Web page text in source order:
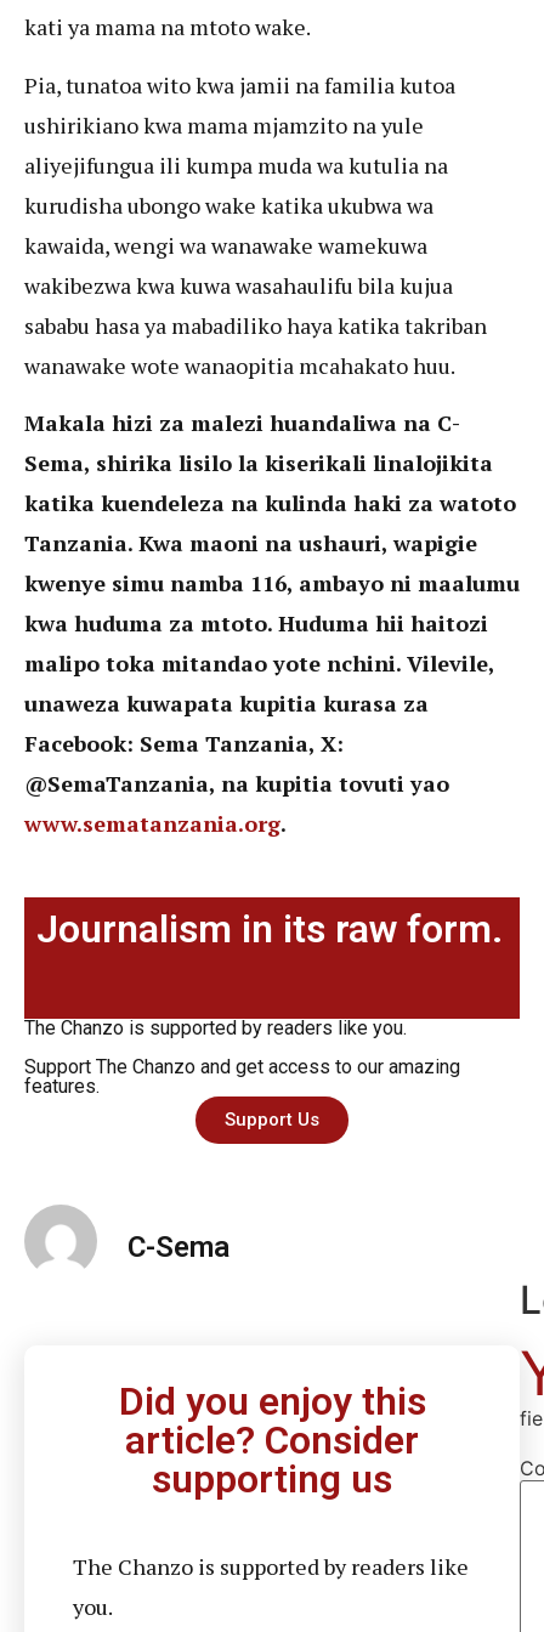
kati ya mama na mtoto wake.
Pia, tunatoa wito kwa jamii na familia kutoa
ushirikiano kwa mama mjamzito na yule
aliyejifungua ili kumpa muda wa kutulia na
kurudisha ubongo wake katika ukubwa wa
kawaida, wengi wa wanawake wamekuwa
wakibezwa kwa kuwa wasahaulifu bila kujua
sababu hasa ya mabadiliko haya katika takriban
wanawake wote wanaopitia mcahakato huu.
Makala hizi za malezi huandaliwa na C-
Sema, shirika lisilo la kiserikali linalojikita
katika kuendeleza na kulinda haki za watoto
Tanzania. Kwa maoni na ushauri, wapigie
kwenye simu namba 116, ambayo ni maalumu
kwa huduma za mtoto. Huduma hii haitozi
malipo toka mitandao yote nchini. Vilevile,
unaweza kuwapata kupitia kurasa za
Facebook: Sema Tanzania, X:
@SemaTanzania, na kupitia tovuti yao
www.sematanzania.org.
Journalism in its raw form.
The Chanzo is supported by readers like you.
Support The Chanzo and get access to our amazing
features.
Support Us
C-Sema
Did you enjoy this
article? Consider
supporting us
The Chanzo is supported by readers like
you.